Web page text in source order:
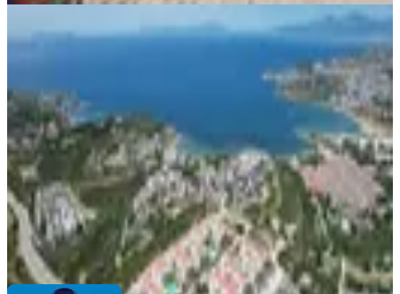
Didim Mavişehirde Denize 700 Metre
Havuzlu Sitede 3+1 Dubleks
Didim, Mavişehir Mahallesi
3+1·150 m² 25.05.2026
6.900.000 ₺
VISION GAYRİMENKUL Mehmet PARA
Ara